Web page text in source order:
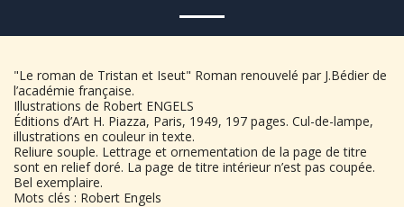
"Le roman de Tristan et Iseut" Roman renouvelé par J.Bédier de
l’académie française.
Illustrations de Robert ENGELS
Éditions d’Art H. Piazza, Paris, 1949, 197 pages. Cul-de-lampe,
illustrations en couleur in texte.
Reliure souple. Lettrage et ornementation de la page de titre
sont en relief doré. La page de titre intérieur n’est pas coupée.
Bel exemplaire.
Mots clés : Robert Engels